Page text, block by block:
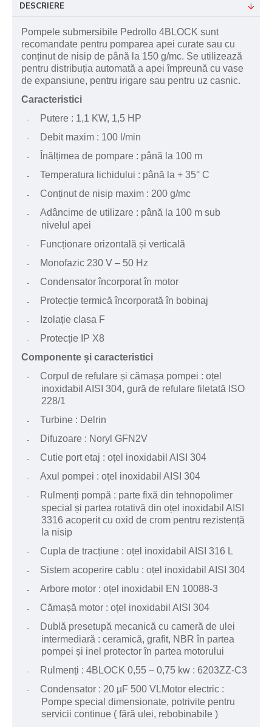
DESCRIERE
Pompele submersibile Pedrollo 4BLOCK sunt
recomandate pentru pomparea apei curate sau cu
conținut de nisip de până la 150 g/mc. Se utilizează
pentru distribuția automată a apei împreună cu vase
de expansiune, pentru irigare sau pentru uz casnic.
Caracteristici
- Putere : 1,1 KW, 1,5 HP
- Debit maxim : 100 l/min
- Înălțimea de pompare : până la 100 m
- Temperatura lichidului : până la + 35° C
- Conținut de nisip maxim : 200 g/mc
-
Adâncime de utilizare : până la 100 m sub
nivelul apei
- Funcționare orizontală și verticală
- Monofazic 230 V – 50 Hz
- Condensator încorporat în motor
- Protecție termică încorporată în bobinaj
- Izolație clasa F
-
Protecție IP X8
Componente și caracteristici
-
Corpul de refulare și cămașa pompei : oțel
inoxidabil AISI 304, gură de refulare filetată ISO
228/1
- Turbine : Delrin
- Difuzoare : Noryl GFN2V
- Cutie port etaj : oțel inoxidabil AISI 304
- Axul pompei : oțel inoxidabil AISI 304
-
Rulmenți pompă : parte fixă din tehnopolimer
special și partea rotativă din oțel inoxidabil AISI
3316 acoperit cu oxid de crom pentru rezistență
la nisip
- Cupla de tracțiune : oțel inoxidabil AISI 316 L
- Sistem acoperire cablu : oțel inoxidabil AISI 304
- Arbore motor : oțel inoxidabil EN 10088-3
- Cămașă motor : oțel inoxidabil AISI 304
-
Dublă presetupă mecanică cu cameră de ulei
intermediară : ceramică, grafit, NBR în partea
pompei și inel protector în partea motorului
- Rulmenți : 4BLOCK 0,55 – 0,75 kw : 6203ZZ-C3
-
Condensator : 20 µF 500 VLMotor electric :
Pompe special dimensionate, potrivite pentru
servicii continue ( fără ulei, rebobinabile )